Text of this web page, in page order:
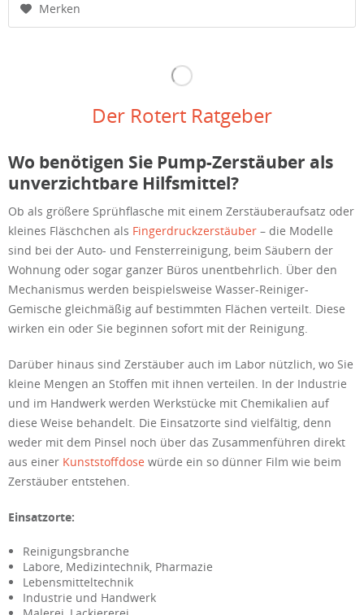
Merken
Der Rotert Ratgeber
Wo benötigen Sie Pump-Zerstäuber als
unverzichtbare Hilfsmittel?
Ob als größere Sprühflasche mit einem Zerstäuberaufsatz oder
kleines Fläschchen als Fingerdruckzerstäuber – die Modelle
sind bei der Auto- und Fensterreinigung, beim Säubern der
Wohnung oder sogar ganzer Büros unentbehrlich. Über den
Mechanismus werden beispielsweise Wasser-Reiniger-
Gemische gleichmäßig auf bestimmten Flächen verteilt. Diese
wirken ein oder Sie beginnen sofort mit der Reinigung.
Darüber hinaus sind Zerstäuber auch im Labor nützlich, wo Sie
kleine Mengen an Stoffen mit ihnen verteilen. In der Industrie
und im Handwerk werden Werkstücke mit Chemikalien auf
diese Weise behandelt. Die Einsatzorte sind vielfältig, denn
weder mit dem Pinsel noch über das Zusammenführen direkt
aus einer Kunststoffdose würde ein so dünner Film wie beim
Zerstäuber entstehen.
Einsatzorte:
Reinigungsbranche
Labore, Medizintechnik, Pharmazie
Lebensmitteltechnik
Industrie und Handwerk